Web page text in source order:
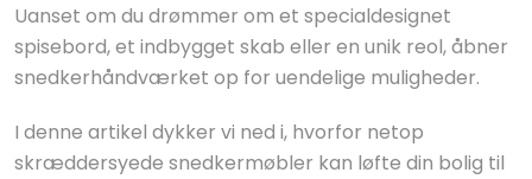
Uanset om du drømmer om et specialdesignet
spisebord, et indbygget skab eller en unik reol, åbner
snedkerhåndværket op for uendelige muligheder.
I denne artikel dykker vi ned i, hvorfor netop
skræddersyede snedkermøbler kan løfte din bolig til